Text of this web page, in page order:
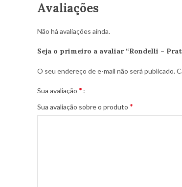
Avaliações
Não há avaliações ainda.
Seja o primeiro a avaliar “Rondelli –
O seu endereço de e-mail não será publicado.
Sua avaliação *
Sua avaliação sobre o produto *